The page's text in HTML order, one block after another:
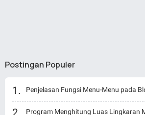
Postingan Populer
Penjelasan Fungsi Menu-Menu pada
Program Menghitung Luas Lingkaran